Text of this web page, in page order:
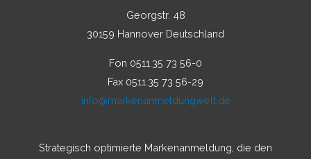
Georgstr. 48
30159 Hannover Deutschland
Fon 0511.35 73 56-0
Fax 0511.35 73 56-29
info@markenanmeldungwelt.de
Strategisch optimierte Markenanmeldung, die den